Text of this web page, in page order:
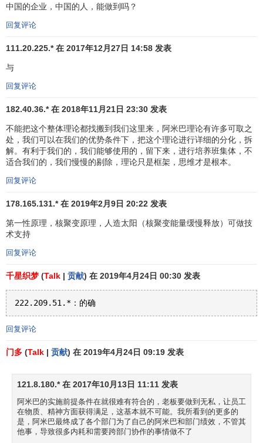
因此，“阿米巴经营”既提高了员工的
脑，又提高了员工的
地把“阿米巴”架构上的、以联结决算为基础的纵向管理网和间
接部门间横向管理网结合起来，从而得以从两方面对经营业
阿米巴经营的优势
“阿米巴经营”能够提高员工参与经营的积极性，增强员工
的动力，而这些正是京瓷集团之优势的根源。另外，“阿米巴
经营”的小集体是一种使效率得到彻底检验的系统。同时，由
这种管理方式可以在公司直接对比生产活动与产值，
通过数字把握内部日常生产状况，原材料、人工、机
械的市场价格和
各个小组所创造的利润及占公司利润百分比的情况一
使员工对自己的工作成果有实实在在的了解，从而激
励员工更加努力的工作。
数据使优质^力资源流动到合适的岗位上，从而各个岗
阿米巴经营的目的
确立各个与市场有直接联系的部门的核算制度。
中国的企业，中国的人，能做到吗？
回复评论
111.20.225.* 在 2017年12月27日 14:58 发表
与
回复评论
182.40.36.* 在 2018年11月21日 23:30 发表
不能把这个整体理论都找搬到我们这里来，阿米巴理论有许多可取之
处，我们可以在我们的优势条件下，把这个理论进行详细的分化，拆
解。有利于我们的，我们能够使用的，留下来，进行培养班集体，不
适合我们的，我们慢慢的剔除，理论只是框架，思维才是根本。
回复评论
178.165.131.* 在 2019年2月9日 20:22 发表
第一性原理，核聚变原理，人造太阳（核聚变能量缓慢释放）可做技
术支持
回复评论
千星织梦 (Talk | 贡献) 在 2019年4月24日 00:30 发表
回复评论
门多 (Talk | 贡献) 在 2019年4月24日 09:19 发表
121.8.180.* 在 2017年10月13日 11:11 发表
阿米巴的实施前提条件在就很难有符合的，老板要做到无私，让员工
在物质、精神方面获得满足，这基本就不可能。我所看到的更多的
是，阿米巴最终成了各个部门为了自己的阿米巴和部门绩效，不管其
他事，导致很多内耗和需要跨部门协作的事情做不了